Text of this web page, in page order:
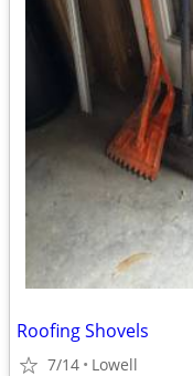
Roofing Shovels
7/14 Lowell